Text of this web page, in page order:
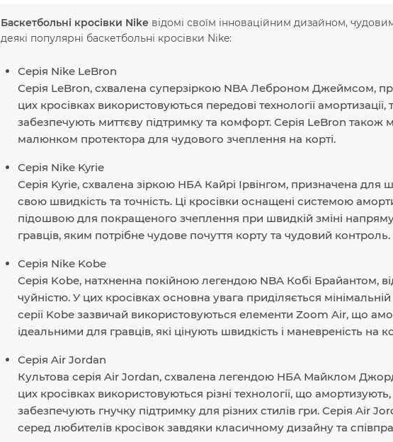
Баскетбольні кросівки Nike відомі своїм інноваційним дизайном,
деякі популярні баскетбольні кросівки Nike:
Серія Nike LeBron
Серія LeBron, схвалена суперзіркою NBA Леброном Джеймсом,
цих кросівках використовуються передові технології
забезпечують миттєву підтримку та комфорт. Серія LeBron
малюнком протектора для чудового зчеплення на корті.
Серія Nike Kyrie
Серія Kyrie, схвалена зіркою НБА Кайрі Ірвінгом, призначена для
свою швидкість та точність. Ці кросівки оснащені системою
підошвою для покращеного зчеплення при швидкій зміні
гравців, яким потрібне чудове почуття корту та чудовий контроль.
Серія Nike Kobe
Серія Kobe, натхненна покійною легендою NBA Кобі Брайантом,
чуйністю. У цих кросівках основна увага приділяється
серії Kobe зазвичай використовуються елементи Zoom Air, що
ідеальними для гравців, які цінують швидкість і маневреність на
Серія Air Jordan
Культова серія Air Jordan, схвалена легендою НБА Майклом
цих кросівках використовуються різні технології, що
забезпечують гнучку підтримку для різних стилів гри. Серія Air
серед любителів кросівок завдяки класичному дизайну та